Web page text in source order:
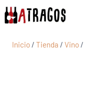
Inicio / Tienda / Vino /